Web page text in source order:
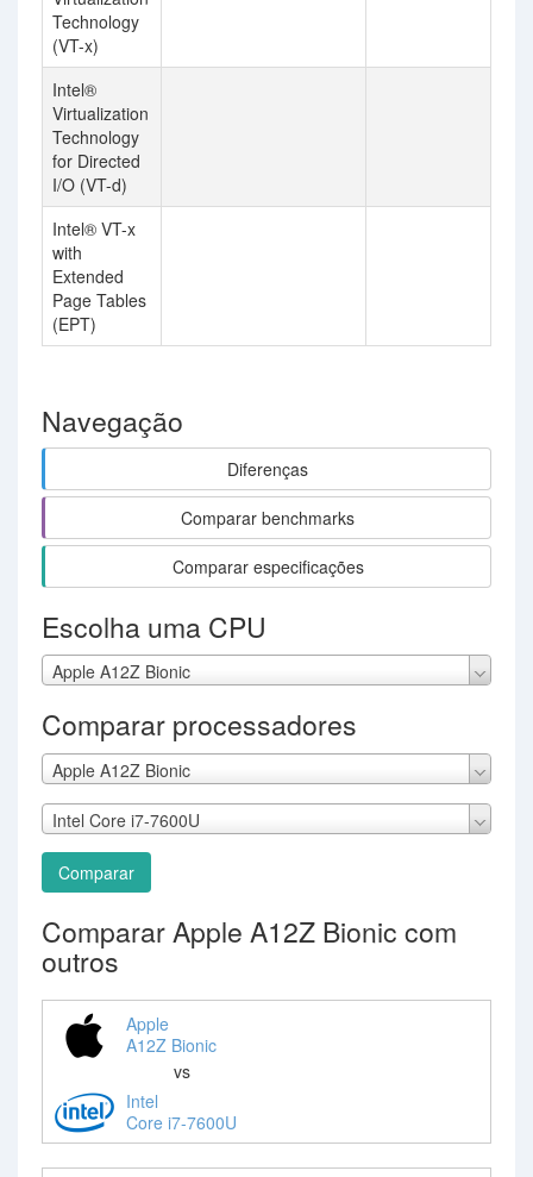
Technology
(VT-x)
Intel®
Virtualization
Technology
for Directed
I/O (VT-d)
Intel® VT-x
with
Extended
Page Tables
(EPT)
Navegação
Diferenças
Comparar benchmarks
Comparar especificações
Escolha uma CPU
Apple A12Z Bionic
Comparar processadores
Apple A12Z Bionic
Intel Core i7-7600U
Comparar
Comparar Apple A12Z Bionic com
outros
Apple
A12Z Bionic
vs
Intel
Core i7-7600U